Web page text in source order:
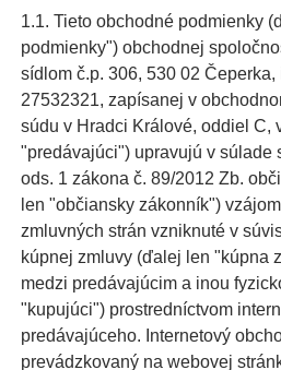
1.1. Tieto obchodné podmienky
podmienky") obchodnej
sídlom č.p. 306, 530 02
27532321, zapísanej v
súdu v Hradci Králové, oddiel C,
"predávajúci") upravujú v súlade
ods. 1 zákona č. 89/2012 Zb.
len "občiansky zákonník")
zmluvných strán vzniknuté v
kúpnej zmluvy (ďalej len "kúpna
medzi predávajúcim a inou
"kupujúci") prostredníctvom
predávajúceho. Internetový
prevádzkovaný na webovej